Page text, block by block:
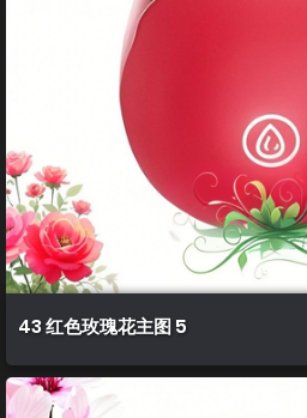
43 红色玫瑰花主图 5